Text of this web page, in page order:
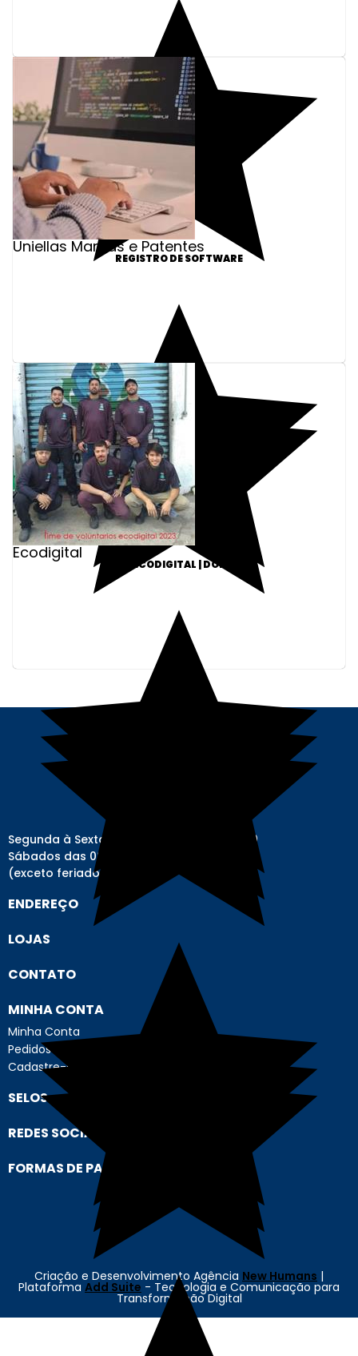
Uniellas Marcas e Patentes
REGISTRO DE SOFTWARE
Ecodigital
ONG ECODIGITAL | DOE R$10
Segunda à Sexta-feira das 08h00 às 17h00
Sábados das 08h00 às 12h00
(exceto feriados)
ENDEREÇO
LOJAS
CONTATO
MINHA CONTA
Minha Conta
Pedidos
Cadastre-se
SELOS
REDES SOCIAIS
FORMAS DE PAGAMENTO
Criação e Desenvolvimento Agência New Humans |
Plataforma Add Suite - Tecnologia e Comunicação para
Transformação Digital